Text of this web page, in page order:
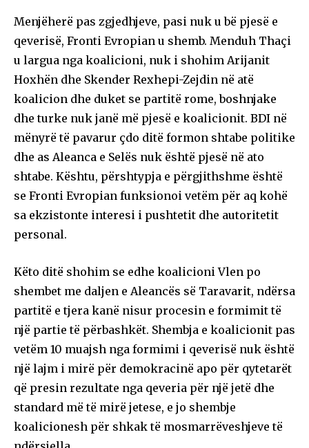
Menjëherë pas zgjedhjeve, pasi nuk u bë pjesë e
qeverisë, Fronti Evropian u shemb. Menduh Thaçi
u largua nga koalicioni, nuk i shohim Arijanit
Hoxhën dhe Skender Rexhepi-Zejdin në atë
koalicion dhe duket se partitë rome, boshnjake
dhe turke nuk janë më pjesë e koalicionit. BDI në
mënyrë të pavarur çdo ditë formon shtabe politike
dhe as Aleanca e Selës nuk është pjesë në ato
shtabe. Kështu, përshtypja e përgjithshme është
se Fronti Evropian funksionoi vetëm për aq kohë
sa ekzistonte interesi i pushtetit dhe autoritetit
personal.
Këto ditë shohim se edhe koalicioni Vlen po
shembet me daljen e Aleancës së Taravarit, ndërsa
partitë e tjera kanë nisur procesin e formimit të
një partie të përbashkët. Shembja e koalicionit pas
vetëm 10 muajsh nga formimi i qeverisë nuk është
një lajm i mirë për demokracinë apo për qytetarët
që presin rezultate nga qeveria për një jetë dhe
standard më të mirë jetese, e jo shembje
koalicionesh për shkak të mosmarrëveshjeve të